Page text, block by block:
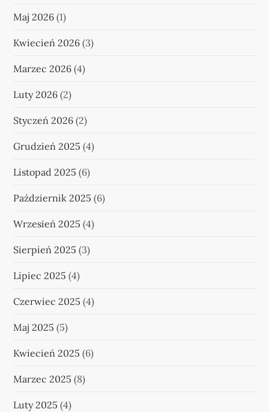
Maj 2026 (1)
Kwiecień 2026 (3)
Marzec 2026 (4)
Luty 2026 (2)
Styczeń 2026 (2)
Grudzień 2025 (4)
Listopad 2025 (6)
Październik 2025 (6)
Wrzesień 2025 (4)
Sierpień 2025 (3)
Lipiec 2025 (4)
Czerwiec 2025 (4)
Maj 2025 (5)
Kwiecień 2025 (6)
Marzec 2025 (8)
Luty 2025 (4)